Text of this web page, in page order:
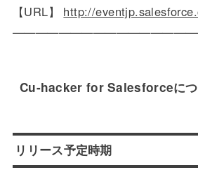
【URL】 http://
Cu-hacker for Salesforceにつ
リリース予定時期